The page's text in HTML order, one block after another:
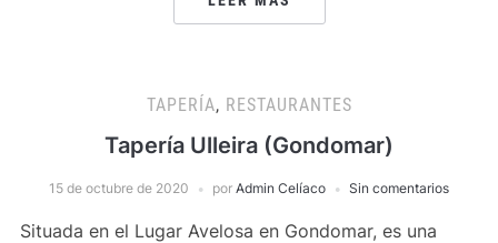
TAPERÍA, RESTAURANTES
Tapería Ulleira (Gondomar)
15 de octubre de 2020 por Admin Celíaco Sin comentarios
Situada en el Lugar Avelosa en Gondomar, es una